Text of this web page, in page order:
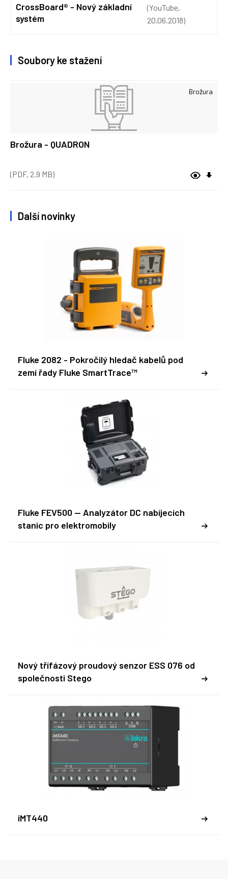
CrossBoard® - Nový základní
systém
(YouTube,
20.06.2018)
Soubory ke stažení
Brožura
Brožura - QUADRON
(PDF, 2.9 MB)
Další novinky
Fluke 2082 - Pokročilý hledač kabelů pod
zemí řady Fluke SmartTrace™
Fluke FEV500 -- Analyzátor DC nabíjecích
stanic pro elektromobily
Nový třífázový proudový senzor ESS 076 od
společnosti Stego
iMT440